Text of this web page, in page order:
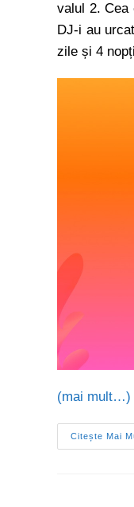
valul 2. Cea
DJ-i au
zile și 4
(mai mult…)
Citește Mai